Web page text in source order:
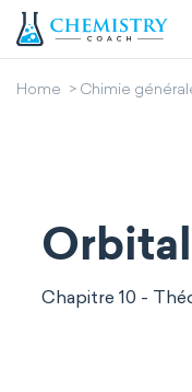
Home Chimie
Chapitre 10 -